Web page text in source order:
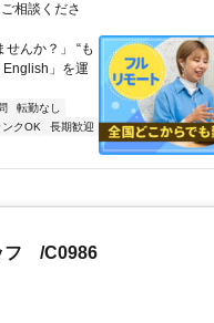
相談くださ
んか？」 “も
English」を運
転勤なし
ンクOK
長期歓迎
フ /C0986